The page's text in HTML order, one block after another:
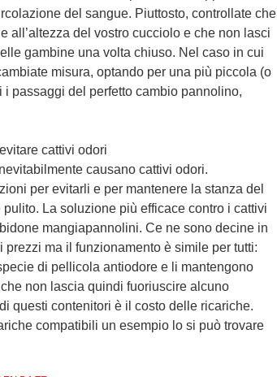
del sangue. Piuttosto, controllate che
all’altezza del vostro cucciolo e che non lasci
gambine una volta chiuso. Nel caso in cui
misura, optando per una più piccola (o
passaggi del perfetto cambio pannolino,
cattivi odori
causano cattivi odori.
per evitarli e per mantenere la stanza del
La soluzione più efficace contro i cattivi
mangiapannolini. Ce ne sono decine in
ma il funzionamento è simile per tutti:
di pellicola antiodore e li mantengono
non lascia quindi fuoriuscire alcuno
questi contenitori è il costo delle ricariche.
compatibili un esempio lo si può trovare